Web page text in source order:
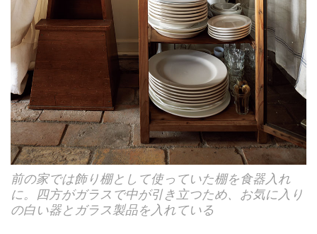
前の家では飾り棚として使っていた棚を食器入れ
に。四方がガラスで中が引き立つため、お気に入り
の白い器とガラス製品を入れている